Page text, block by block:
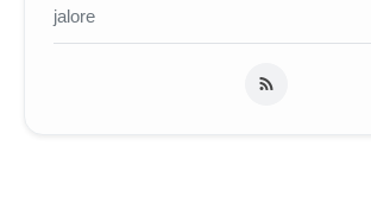
jalore